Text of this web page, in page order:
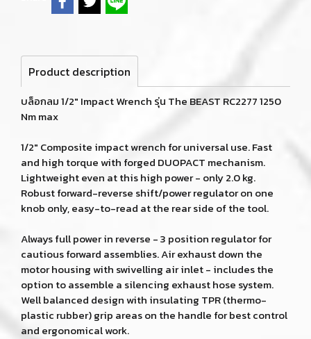
Product description
บล็อกลม 1/2" Impact Wrench รุ่น The BEAST RC2277 1250
Nm max
1/2" Composite impact wrench for universal use. Fast
and high torque with forged DUOPACT mechanism.
Lightweight even at this high power - only 2.0 kg.
Robust forward-reverse shift/power regulator on one
knob only, easy-to-read at the rear side of the tool.
Always full power in reverse - 3 position regulator for
cautious forward assemblies. Air exhaust down the
motor housing with swivelling air inlet - includes the
option to assemble a silencing exhaust hose system.
Well balanced design with insulating TPR (thermo-
plastic rubber) grip areas on the handle for best control
and ergonomical work.